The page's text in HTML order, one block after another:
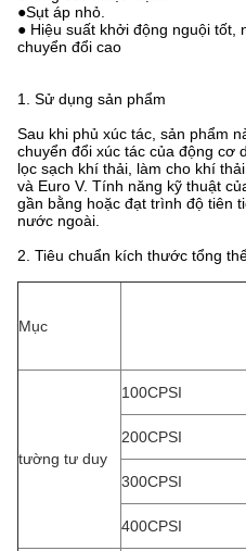
●Sụt áp nhỏ.
● Hiệu suất khởi động nguội tốt,
chuyển đổi cao
1. Sử dụng sản phẩm
Sau khi phủ xúc tác, sản phẩm
chuyển đổi xúc tác của động cơ
lọc sạch khí thải, làm cho khí
và Euro V. Tính năng kỹ thuật
gần bằng hoặc đạt trình độ tiên
nước ngoài.
2. Tiêu chuẩn kích thước tổng
Mục
tường tư duy
100CPSI
200CPSI
300CPSI
400CPSI